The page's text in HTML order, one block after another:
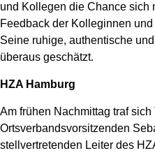
und Kollegen die Chance sich
Feedback der Kolleginnen
Seine ruhige, authentische
überaus geschätzt.
HZA Hamburg
Am frühen Nachmittag traf
Ortsverbandsvorsitzenden
stellvertretenden Leiter des